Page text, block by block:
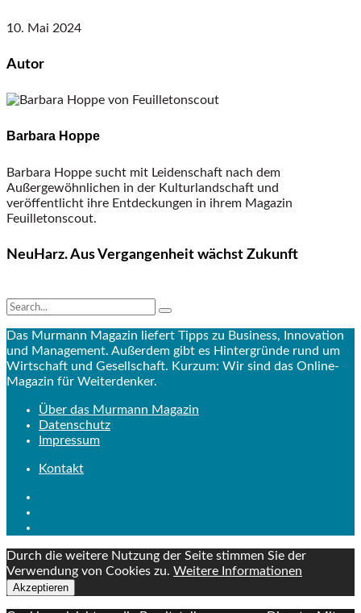
10. Mai 2024
Autor
Barbara Hoppe
Barbara Hoppe sucht mit Leidenschaft nach dem
Außergewöhnlichen in der Kulturlandschaft und
veröffentlicht ihre Entdeckungen in ihrem Magazin
Feuilletonscout.
NeuHarz. Aus Vergangenheit wächst Zukunft
Das Murmann Magazin liefert Tipps zu Business, Innovation
und Management. Außerdem gibt es Hintergründe rund um
Wirtschaft und Gesellschaft. Kurzum: Wir sind das Online-
Magazin für Weiterdenker.
Über das Murmann Magazin
Datenschutz
Impressum
Kontakt
Durch die weitere Nutzung der Seite stimmen Sie der
Verwendung von Cookies zu. Weitere Informationen
Akzeptieren